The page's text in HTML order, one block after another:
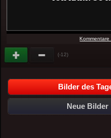
(-12)
Bilder des
Neue Bilder